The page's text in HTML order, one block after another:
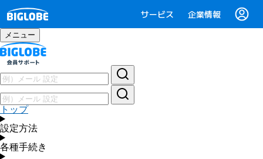
サービス 企業情報
メニュー
トップ
設定方法
各種手続き